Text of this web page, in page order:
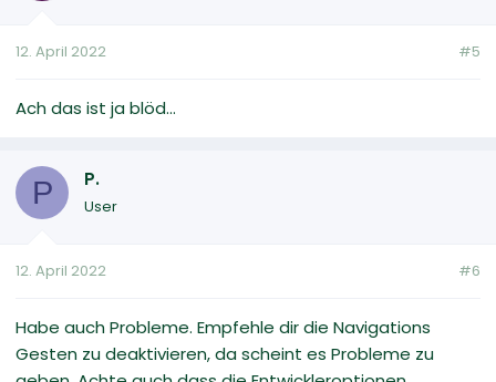
12. April 2022 #5
Ach das ist ja blöd...
P P.
User
12. April 2022 #6
Habe auch Probleme. Empfehle dir die Navigations
Gesten zu deaktivieren, da scheint es Probleme zu